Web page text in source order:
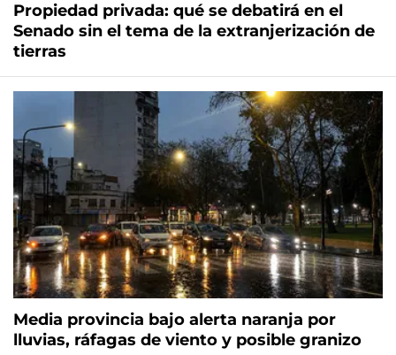
Propiedad privada: qué se debatirá en el
Senado sin el tema de la extranjerización de
tierras
Media provincia bajo alerta naranja por
lluvias, ráfagas de viento y posible granizo